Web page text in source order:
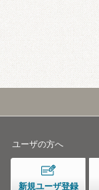
ユーザの方へ
新規ユーザ登録